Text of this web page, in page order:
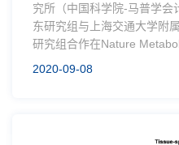
究所（中国科学院-马普学会
东研究组与上海交通大学附
研究组合作在Nature
2020-09-08